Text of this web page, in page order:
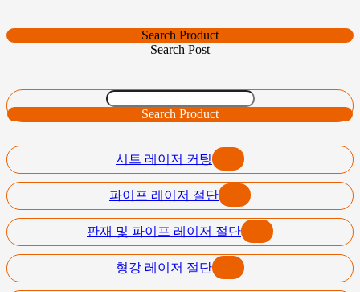
Search Product
Search Post
Search Product
시트 레이저 커팅
파이프 레이저 절단
판재 및 파이프 레이저 절단
형강 레이저 절단